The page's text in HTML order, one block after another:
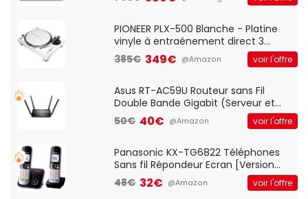
And Play, Confortable, Taille
QWERTY UK - Noir
PIONEER PLX-500 Blanche - Platine
vinyle à entraénement direct 3
vitesses (33-45-78 trs/min) avec
pre-ampli intégré et port USB
385€ 349€ @Amazon voir l'offre
Asus RT-AC59U Routeur sans Fil
Double Bande Gigabit (Serveur et
Client VPN, Triple Vlan, Mode Point
d'accès et Bridge, contrôle Parental,
50€ 40€ @Amazon voir l'offre
Panasonic KX-TG6822 Téléphones
Sans fil Répondeur Ecran [Version
Française]
48€ 32€ @Amazon voir l'offre